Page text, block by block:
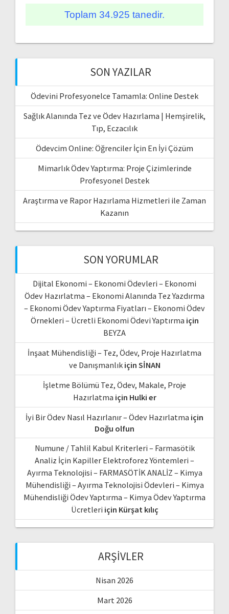
Toplam 34.925 tanedir.
SON YAZILAR
Ödevini Profesyonelce Tamamla: Online Destek
Sağlık Alanında Tez ve Ödev Hazırlama | Hemşirelik,
Tıp, Eczacılık
Ödevcim Online: Öğrenciler İçin En İyi Çözüm
Mimarlık Ödev Yaptırma: Proje Çizimlerinde
Profesyonel Destek
Araştırma ve Rapor Hazırlama Hizmetleri ile Zaman
Kazanın
SON YORUMLAR
Dijital Ekonomi – Ekonomi Ödevleri – Ekonomi
Ödev Hazırlatma – Ekonomi Alanında Tez Yazdırma
– Ekonomi Ödev Yaptırma Fiyatları – Ekonomi Ödev
Örnekleri – Ücretli Ekonomi Ödevi Yaptırma için
BEYZA
İnşaat Mühendisliği – Tez, Ödev, Proje Hazırlatma
ve Danışmanlıkiçin SİNAN
İşletme Bölümü Tez, Ödev, Makale, Proje
Hazırlatma için Hulki er
İyi Bir Ödev Nasıl Hazırlanır – Ödev Hazırlatma için
Doğu olfun
Numune / Tahlil Kabul Kriterleri – Farmasötik
Analiz İçin Kapiller Elektroforez Yöntemleri –
Ayırma Teknolojisi – FARMASÖTİK ANALİZ – Kimya
Mühendisliği – Ayırma Teknolojisi Ödevleri – Kimya
Mühendisliği Ödev Yaptırma – Kimya Ödev Yaptırma
Ücretleri için Kürşat kılıç
ARŞIVLER
Nisan 2026
Mart 2026